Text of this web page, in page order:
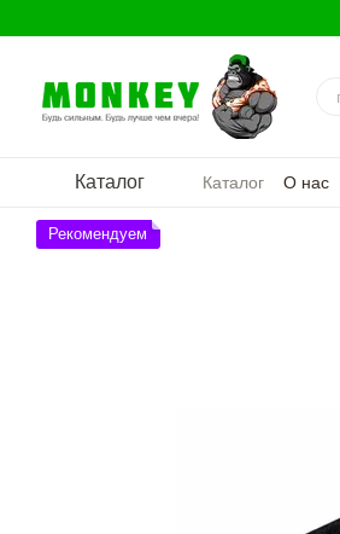
Каталог Каталог О нас
Рекомендуем